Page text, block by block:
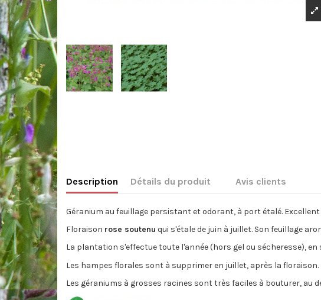
Description Détails du produit Avis clients
Géranium au feuillage persistant et odorant, à port étalé.
Floraison rose soutenu qui s'étale de juin à juillet. Son feuillage
La plantation s'effectue toute l'année (hors gel ou sécheresse),
Les hampes florales sont à supprimer en juillet, après la floraison.
Les géraniums à grosses racines sont très faciles à bouturer, au